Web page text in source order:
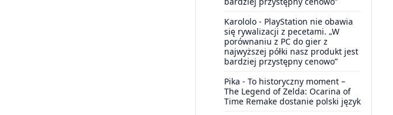
Karololo - PlayStation nie obawia
się rywalizacji z pecetami. „W
porównaniu z PC do gier z
najwyższej półki nasz produkt jest
bardziej przystępny cenowo”
Pika - To historyczny moment –
The Legend of Zelda: Ocarina of
Time Remake dostanie polski język